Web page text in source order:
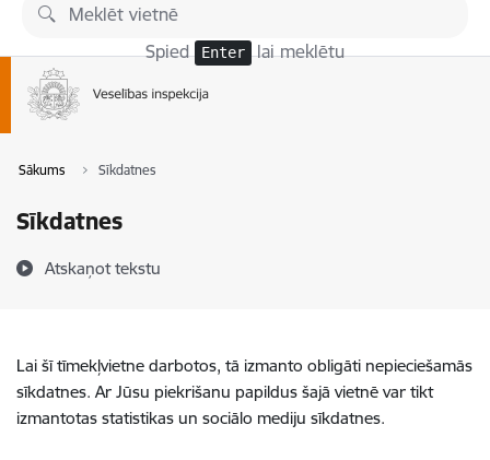
Pāriet uz lapas saturu
Spied Enter lai meklētu
Sākums Sīkdatnes
Sīkdatnes
Atskaņot tekstu
Lai šī tīmekļvietne darbotos, tā izmanto obligāti nepieciešamās
sīkdatnes. Ar Jūsu piekrišanu papildus šajā vietnē var tikt
izmantotas statistikas un sociālo mediju sīkdatnes.